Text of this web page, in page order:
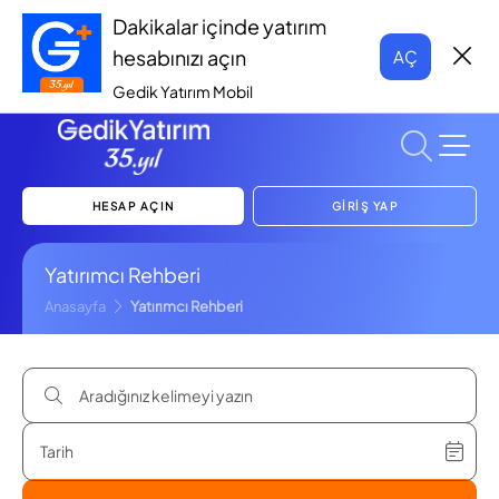
Dakikalar içinde yatırım
hesabınızı açın
Gedik Yatırım Mobil
AÇ
HESAP AÇIN GİRİŞ YAP
Yatırımcı Rehberi
Anasayfa Yatırımcı Rehberi